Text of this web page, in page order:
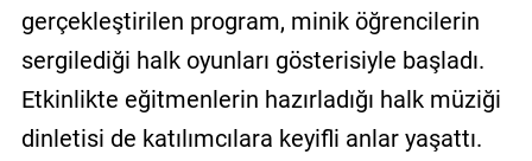
İletişim
Gizlilik
Politikası
gerçekleştirilen program, minik öğrencilerin
sergilediği halk oyunları gösterisiyle başladı.
Etkinlikte eğitmenlerin hazırladığı halk müziği
dinletisi de katılımcılara keyifli anlar yaşattı.